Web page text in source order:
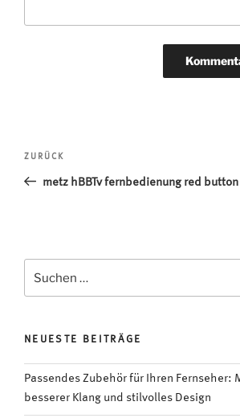
Beitragsnavigation
Vorheriger
Beitrag
ZURÜCK
metz hBBTv fernbedienung red
nach:
NEUESTE BEITRÄGE
Passendes Zubehör für Ihren Fernseher:
besserer Klang und stilvolles Design